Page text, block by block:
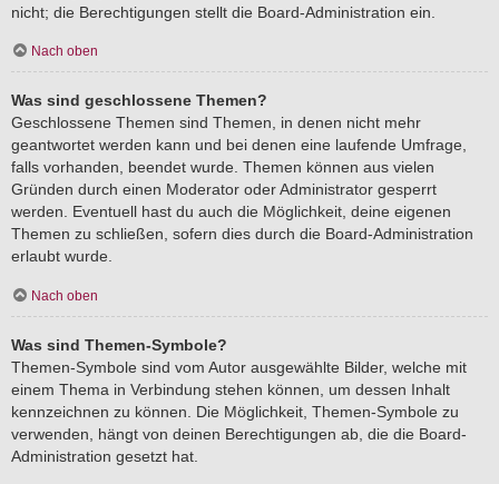
nicht; die Berechtigungen stellt die Board-Administration ein.
Nach oben
Was sind geschlossene Themen?
Geschlossene Themen sind Themen, in denen nicht mehr
geantwortet werden kann und bei denen eine laufende Umfrage,
falls vorhanden, beendet wurde. Themen können aus vielen
Gründen durch einen Moderator oder Administrator gesperrt
werden. Eventuell hast du auch die Möglichkeit, deine eigenen
Themen zu schließen, sofern dies durch die Board-Administration
erlaubt wurde.
Nach oben
Was sind Themen-Symbole?
Themen-Symbole sind vom Autor ausgewählte Bilder, welche mit
einem Thema in Verbindung stehen können, um dessen Inhalt
kennzeichnen zu können. Die Möglichkeit, Themen-Symbole zu
verwenden, hängt von deinen Berechtigungen ab, die die Board-
Administration gesetzt hat.